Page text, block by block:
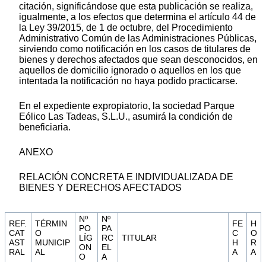
citación, significándose que esta publicación se realiza,
igualmente, a los efectos que determina el artículo 44 de
la Ley 39/2015, de 1 de octubre, del Procedimiento
Administrativo Común de las Administraciones Públicas,
sirviendo como notificación en los casos de titulares de
bienes y derechos afectados que sean desconocidos, en
aquellos de domicilio ignorado o aquellos en los que
intentada la notificación no haya podido practicarse.
En el expediente expropiatorio, la sociedad Parque
Eólico Las Tadeas, S.L.U., asumirá la condición de
beneficiaria.
ANEXO
RELACIÓN CONCRETA E INDIVIDUALIZADA DE
BIENES Y DERECHOS AFECTADOS
REF.
CAT
AST
RAL
TÉRMIN
O
MUNICIP
AL
Nº
PO
LÍG
ON
O
Nº
PA
RC
EL
A
TITULAR
FE
C
H
A
H
O
R
A